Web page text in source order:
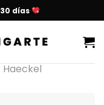
días
Haeckel